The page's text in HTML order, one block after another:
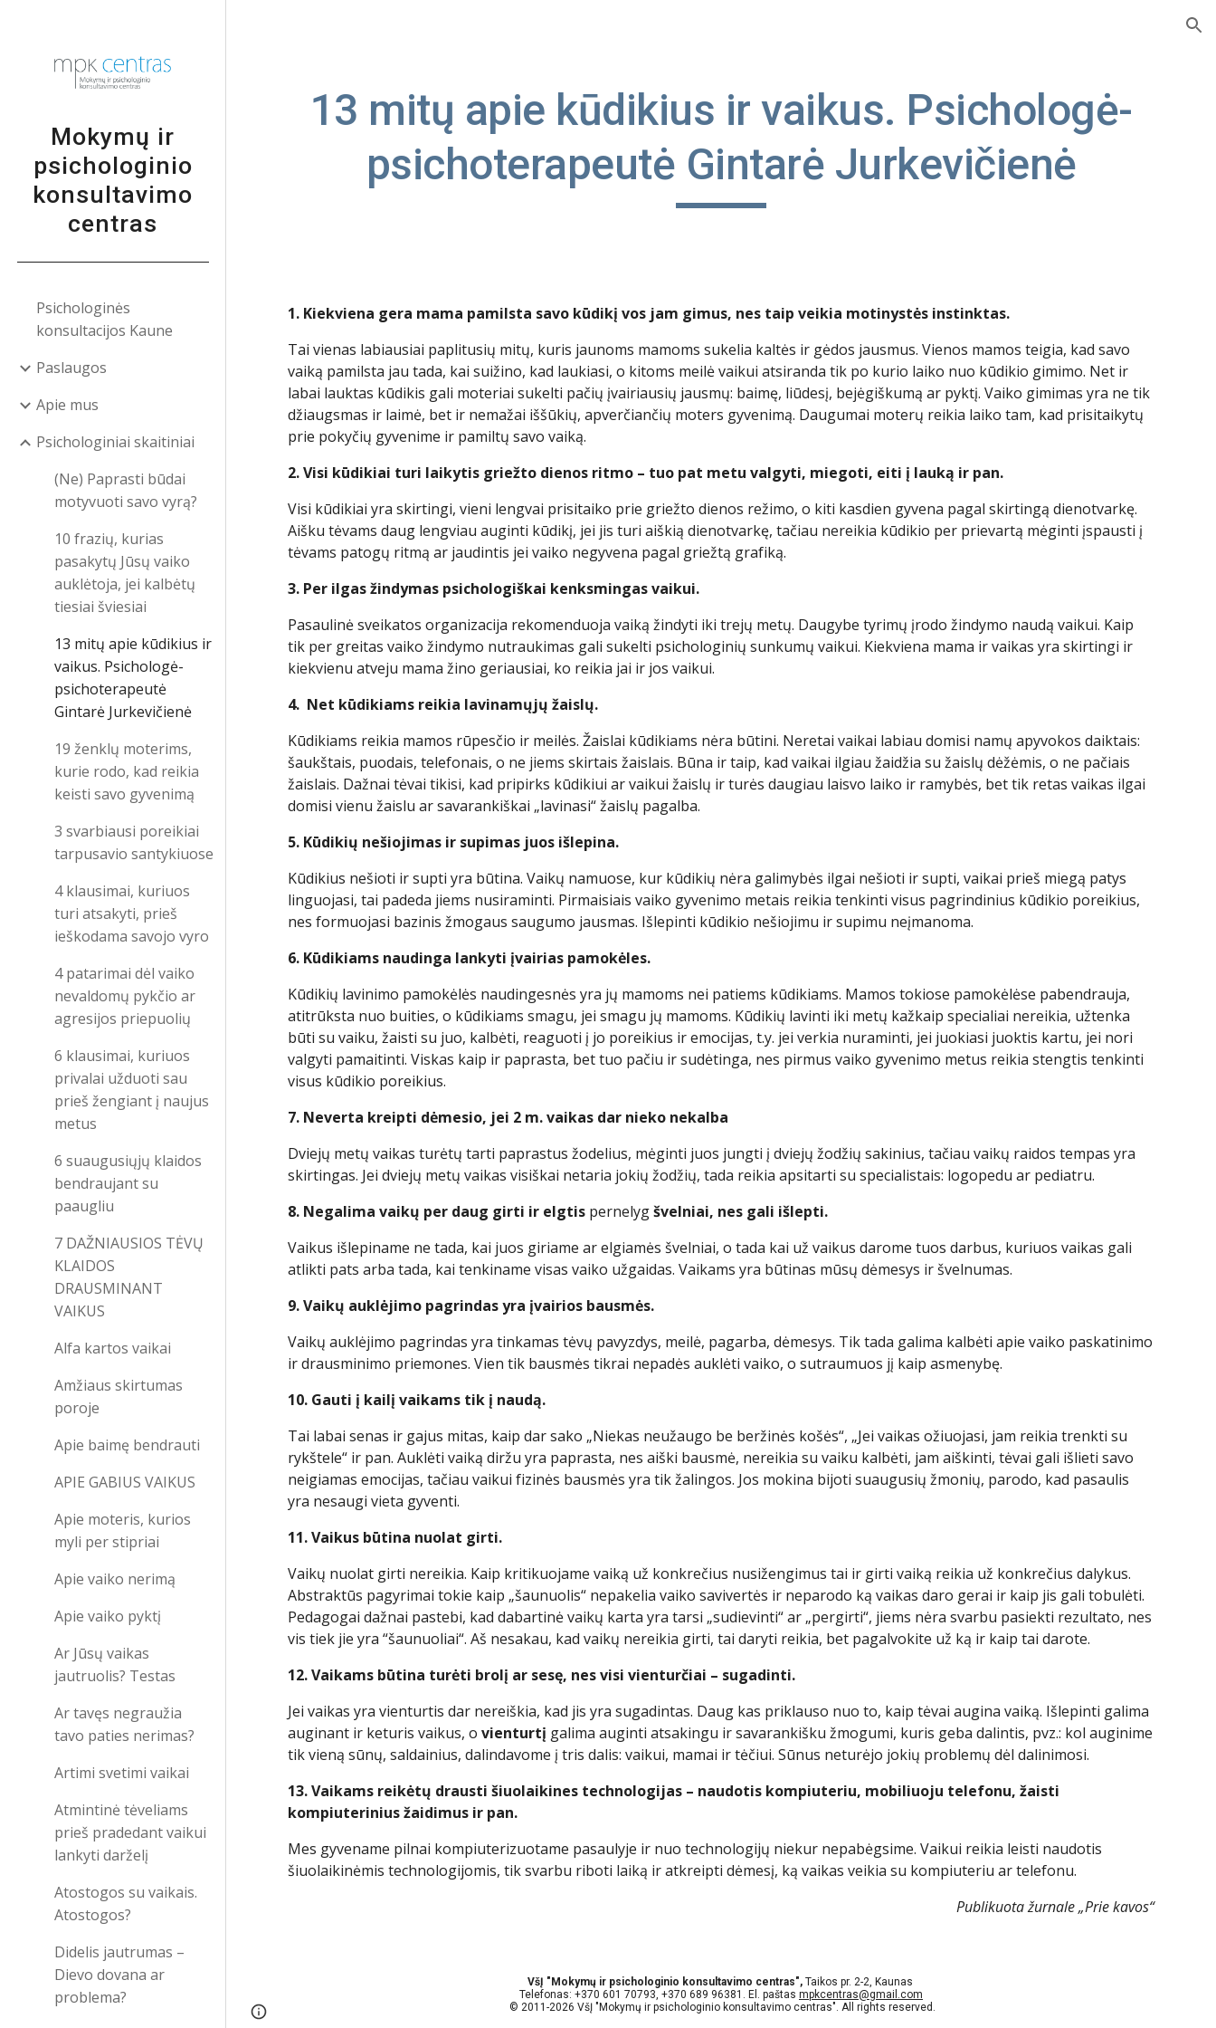
Mokymų ir
psichologinio
konsultavimo
centras
Psichologinės
konsultacijos Kaune
Paslaugos
Apie mus
Psichologiniai skaitiniai
(Ne) Paprasti būdai
motyvuoti savo vyrą?
10 frazių, kurias
pasakytų Jūsų vaiko
auklėtoja, jei kalbėtų
tiesiai šviesiai
13 mitų apie kūdikius ir
vaikus. Psichologė-
psichoterapeutė
Gintarė Jurkevičienė
19 ženklų moterims,
kurie rodo, kad reikia
keisti savo gyvenimą
3 svarbiausi poreikiai
tarpusavio santykiuose
4 klausimai, kuriuos
turi atsakyti, prieš
ieškodama savojo vyro
4 patarimai dėl vaiko
nevaldomų pykčio ar
agresijos priepuolių
6 klausimai, kuriuos
privalai užduoti sau
prieš žengiant į naujus
metus
6 suaugusiųjų klaidos
bendraujant su
paaugliu
7 DAŽNIAUSIOS TĖVŲ
KLAIDOS
DRAUSMINANT
VAIKUS
Alfa kartos vaikai
Amžiaus skirtumas
poroje
Apie baimę bendrauti
APIE GABIUS VAIKUS
Apie moteris, kurios
myli per stipriai
Apie vaiko nerimą
Apie vaiko pyktį
Ar Jūsų vaikas
jautruolis? Testas
Ar tavęs negraužia
tavo paties nerimas?
Artimi svetimi vaikai
Atmintinė tėveliams
prieš pradedant vaikui
lankyti darželį
Atostogos su vaikais.
Atostogos?
Didelis jautrumas –
Dievo dovana ar
problema?
13 mitų apie kūdikius ir vaikus. Psichologė-
psichoterapeutė Gintarė Jurkevičienė
1. Kiekviena gera mama pamilsta savo kūdikį vos jam gimus, nes taip veikia motinystės instinktas.
Tai vienas labiausiai paplitusių mitų, kuris jaunoms mamoms sukelia kaltės ir gėdos jausmus. Vienos mamos teigia, kad savo
vaiką pamilsta jau tada, kai suižino, kad laukiasi, o kitoms meilė vaikui atsiranda tik po kurio laiko nuo kūdikio gimimo. Net ir
labai lauktas kūdikis gali moteriai sukelti pačių įvairiausių jausmų: baimę, liūdesį, bejėgiškumą ar pyktį. Vaiko gimimas yra ne tik
džiaugsmas ir laimė, bet ir nemažai iššūkių, apverčiančių moters gyvenimą. Daugumai moterų reikia laiko tam, kad prisitaikytų
prie pokyčių gyvenime ir pamiltų savo vaiką.
2. Visi kūdikiai turi laikytis griežto dienos ritmo – tuo pat metu valgyti, miegoti, eiti į lauką ir pan.
Visi kūdikiai yra skirtingi, vieni lengvai prisitaiko prie griežto dienos režimo, o kiti kasdien gyvena pagal skirtingą dienotvarkę.
Aišku tėvams daug lengviau auginti kūdikį, jei jis turi aiškią dienotvarkę, tačiau nereikia kūdikio per prievartą mėginti įspausti į
tėvams patogų ritmą ar jaudintis jei vaiko negyvena pagal griežtą grafiką.
3. Per ilgas žindymas psichologiškai kenksmingas vaikui.
Pasaulinė sveikatos organizacija rekomenduoja vaiką žindyti iki trejų metų. Daugybe tyrimų įrodo žindymo naudą vaikui. Kaip
tik per greitas vaiko žindymo nutraukimas gali sukelti psichologinių sunkumų vaikui. Kiekviena mama ir vaikas yra skirtingi ir
kiekvienu atveju mama žino geriausiai, ko reikia jai ir jos vaikui.
4. Net kūdikiams reikia lavinamųjų žaislų.
Kūdikiams reikia mamos rūpesčio ir meilės. Žaislai kūdikiams nėra būtini. Neretai vaikai labiau domisi namų apyvokos daiktais:
šaukštais, puodais, telefonais, o ne jiems skirtais žaislais. Būna ir taip, kad vaikai ilgiau žaidžia su žaislų dėžėmis, o ne pačiais
žaislais. Dažnai tėvai tikisi, kad pripirks kūdikiui ar vaikui žaislų ir turės daugiau laisvo laiko ir ramybės, bet tik retas vaikas ilgai
domisi vienu žaislu ar savarankiškai „lavinasi“ žaislų pagalba.
5. Kūdikių nešiojimas ir supimas juos išlepina.
Kūdikius nešioti ir supti yra būtina. Vaikų namuose, kur kūdikių nėra galimybės ilgai nešioti ir supti, vaikai prieš miegą patys
linguojasi, tai padeda jiems nusiraminti. Pirmaisiais vaiko gyvenimo metais reikia tenkinti visus pagrindinius kūdikio poreikius,
nes formuojasi bazinis žmogaus saugumo jausmas. Išlepinti kūdikio nešiojimu ir supimu neįmanoma.
6. Kūdikiams naudinga lankyti įvairias pamokėles.
Kūdikių lavinimo pamokėlės naudingesnės yra jų mamoms nei patiems kūdikiams. Mamos tokiose pamokėlėse pabendrauja,
atitrūksta nuo buities, o kūdikiams smagu, jei smagu jų mamoms. Kūdikių lavinti iki metų kažkaip specialiai nereikia, užtenka
būti su vaiku, žaisti su juo, kalbėti, reaguoti į jo poreikius ir emocijas, t.y. jei verkia nuraminti, jei juokiasi juoktis kartu, jei nori
valgyti pamaitinti. Viskas kaip ir paprasta, bet tuo pačiu ir sudėtinga, nes pirmus vaiko gyvenimo metus reikia stengtis tenkinti
visus kūdikio poreikius.
7. Neverta kreipti dėmesio, jei 2 m. vaikas dar nieko nekalba
Dviejų metų vaikas turėtų tarti paprastus žodelius, mėginti juos jungti į dviejų žodžių sakinius, tačiau vaikų raidos tempas yra
skirtingas. Jei dviejų metų vaikas visiškai netaria jokių žodžių, tada reikia apsitarti su specialistais: logopedu ar pediatru.
8. Negalima vaikų per daug girti ir elgtis pernelygšvelniai, nes gali išlepti.
Vaikus išlepiname ne tada, kai juos giriame ar elgiamės švelniai, o tada kai už vaikus darome tuos darbus, kuriuos vaikas gali
atlikti pats arba tada, kai tenkiname visas vaiko užgaidas. Vaikams yra būtinas mūsų dėmesys ir švelnumas.
9. Vaikų auklėjimo pagrindas yra įvairios bausmės.
Vaikų auklėjimo pagrindas yra tinkamas tėvų pavyzdys, meilė, pagarba, dėmesys. Tik tada galima kalbėti apie vaiko paskatinimo
ir drausminimo priemones. Vien tik bausmės tikrai nepadės auklėti vaiko, o sutraumuos jį kaip asmenybę.
10. Gauti į kailį vaikams tik į naudą.
Tai labai senas ir gajus mitas, kaip dar sako „Niekas neužaugo be beržinės košės“, „Jei vaikas ožiuojasi, jam reikia trenkti su
rykštele“ ir pan. Auklėti vaiką diržu yra paprasta, nes aiški bausmė, nereikia su vaiku kalbėti, jam aiškinti, tėvai gali išlieti savo
neigiamas emocijas, tačiau vaikui fizinės bausmės yra tik žalingos. Jos mokina bijoti suaugusių žmonių, parodo, kad pasaulis
yra nesaugi vieta gyventi.
11. Vaikus būtina nuolat girti.
Vaikų nuolat girti nereikia. Kaip kritikuojame vaiką už konkrečius nusižengimus tai ir girti vaiką reikia už konkrečius dalykus.
Abstraktūs pagyrimai tokie kaip „šaunuolis“ nepakelia vaiko savivertės ir neparodo ką vaikas daro gerai ir kaip jis gali tobulėti.
Pedagogai dažnai pastebi, kad dabartinė vaikų karta yra tarsi „sudievinti“ ar „pergirti“, jiems nėra svarbu pasiekti rezultato, nes
vis tiek jie yra “šaunuoliai“. Aš nesakau, kad vaikų nereikia girti, tai daryti reikia, bet pagalvokite už ką ir kaip tai darote.
12. Vaikams būtina turėti brolį ar sesę, nes visi vienturčiai – sugadinti.
Jei vaikas yra vienturtis dar nereiškia, kad jis yra sugadintas. Daug kas priklauso nuo to, kaip tėvai augina vaiką. Išlepinti galima
auginant ir keturis vaikus, ovienturtį galima auginti atsakingu ir savarankišku žmogumi, kuris geba dalintis, pvz.: kol auginime
tik vieną sūnų, saldainius, dalindavome į tris dalis: vaikui, mamai ir tėčiui. Sūnus neturėjo jokių problemų dėl dalinimosi.
13. Vaikams reikėtų drausti šiuolaikines technologijas – naudotis kompiuteriu, mobiliuoju telefonu, žaisti
kompiuterinius žaidimus ir pan.
Mes gyvename pilnai kompiuterizuotame pasaulyje ir nuo technologijų niekur nepabėgsime. Vaikui reikia leisti naudotis
šiuolaikinėmis technologijomis, tik svarbu riboti laiką ir atkreipti dėmesį, ką vaikas veikia su kompiuteriu ar telefonu.
Publikuota žurnale „Prie kavos“
VšĮ "Mokymų ir psichologinio konsultavimo centras",Taikos pr. 2-2, Kaunas
Telefonas: +370 601 70793, +370 689 96381 . El. paštas mpkcentras@gmail.com
© 2011-2026 VšĮ "Mokymų ir psichologinio konsultavimo centras". All rights reserved.